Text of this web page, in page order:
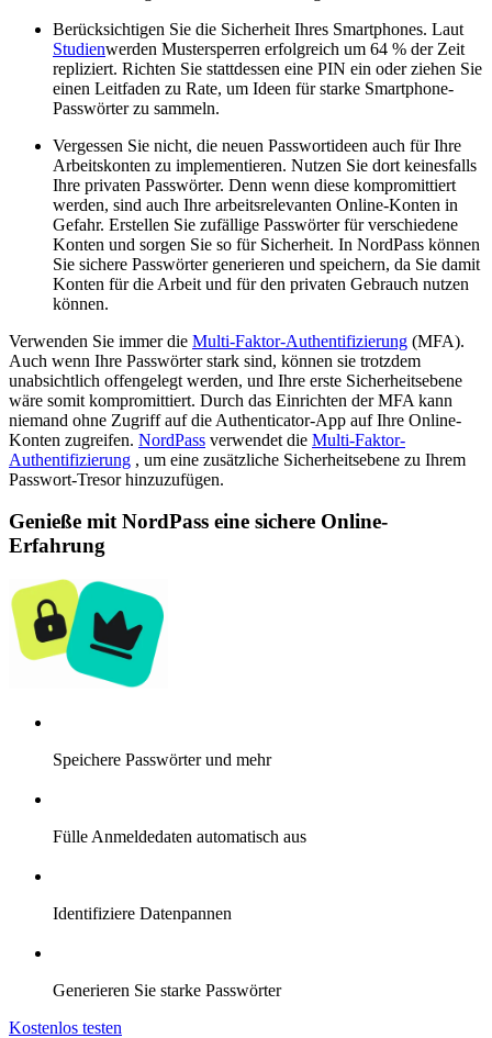
Berücksichtigen Sie die Sicherheit Ihres Smartphones. Laut
Studienwerden Mustersperren erfolgreich um 64 % der Zeit
repliziert. Richten Sie stattdessen eine PIN ein oder ziehen Sie
einen Leitfaden zu Rate, um Ideen für starke Smartphone-
Passwörter zu sammeln.
Vergessen Sie nicht, die neuen Passwortideen auch für Ihre
Arbeitskonten zu implementieren. Nutzen Sie dort keinesfalls
Ihre privaten Passwörter. Denn wenn diese kompromittiert
werden, sind auch Ihre arbeitsrelevanten Online-Konten in
Gefahr. Erstellen Sie zufällige Passwörter für verschiedene
Konten und sorgen Sie so für Sicherheit. In NordPass können
Sie sichere Passwörter generieren und speichern, da Sie damit
Konten für die Arbeit und für den privaten Gebrauch nutzen
können.
Verwenden Sie immer die Multi-Faktor-Authentifizierung (MFA).
Auch wenn Ihre Passwörter stark sind, können sie trotzdem
unabsichtlich offengelegt werden, und Ihre erste Sicherheitsebene
wäre somit kompromittiert. Durch das Einrichten der MFA kann
niemand ohne Zugriff auf die Authenticator-App auf Ihre Online-
Konten zugreifen. NordPass verwendet die Multi-Faktor-
Authentifizierung , um eine zusätzliche Sicherheitsebene zu Ihrem
Passwort-Tresor hinzuzufügen.
Genieße mit NordPass eine sichere Online-
Erfahrung
Speichere Passwörter und mehr
Fülle Anmeldedaten automatisch aus
Identifiziere Datenpannen
Generieren Sie starke Passwörter
Kostenlos testen